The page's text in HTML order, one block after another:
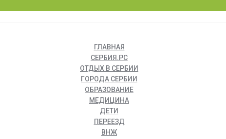
ГЛАВНАЯ
СЕРБИЯ.РС
ОТДЫХ В СЕРБИИ
ГОРОДА СЕРБИИ
ОБРАЗОВАНИЕ
МЕДИЦИНА
ДЕТИ
ПЕРЕЕЗД
ВНЖ